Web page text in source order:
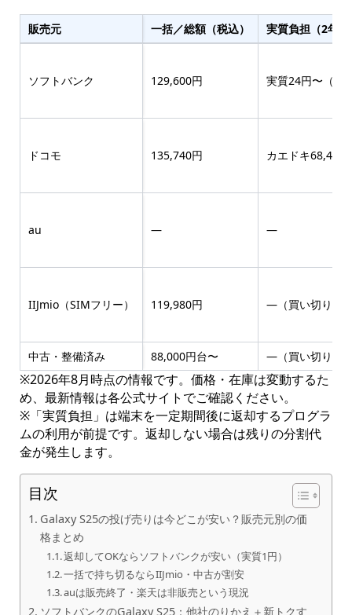
販売元 一括／総額（税込） 実質負担（2年
ソフトバンク 129,600円 実質24円〜（要
ドコモ 135,740円 カエドキ68,420
au ― ―
IIJmio（SIMフリー） 119,980円 ―（買い切り）
中古・整備済み 88,000円台〜 ―（買い切り）
※2026年8月時点の情報です。価格・在庫は変動するた
め、最新情報は各公式サイトでご確認ください。
※「実質負担」は端末を一定期間後に返却するプログラ
ムの利用が前提です。返却しない場合は残りの分割代
金が発生します。
目次
Galaxy S25の投げ売りは今どこが安い？販売元別の価
格まとめ
返却してOKならソフトバンクが安い（実質1円）
一括で持ち切るならIIJmio・中古が割安
auは販売終了・楽天は非販売という現況
ソフトバンクのGalaxy S25：他社のりかえ＋新トクす